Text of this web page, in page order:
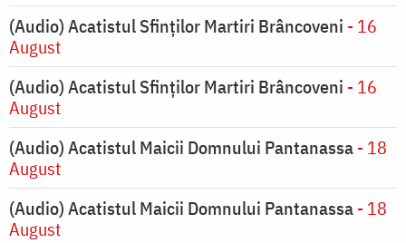
(Audio) Acatistul Sfinților Martiri Brâncoveni - 16
August
(Audio) Acatistul Sfinților Martiri Brâncoveni - 16
August
(Audio) Acatistul Maicii Domnului Pantanassa- 18
August
(Audio) Acatistul Maicii Domnului Pantanassa- 18
August